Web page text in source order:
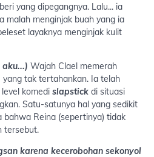
yang dipegangnya. Lalu... ia
malah menginjak buah yang ia
layaknya menginjak kulit
Wajah Clael memerah
yang tak tertahankan. Ia telah
komedi slapstick di situasi
Satu-satunya hal yang sedikit
bahwa Reina (sepertinya) tidak
tersebut.
karena kecerobohan sekonyol